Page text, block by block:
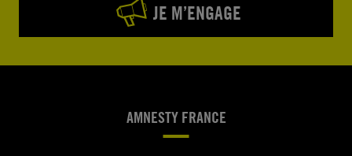
JE M’ENGAGE
AMNESTY FRANCE